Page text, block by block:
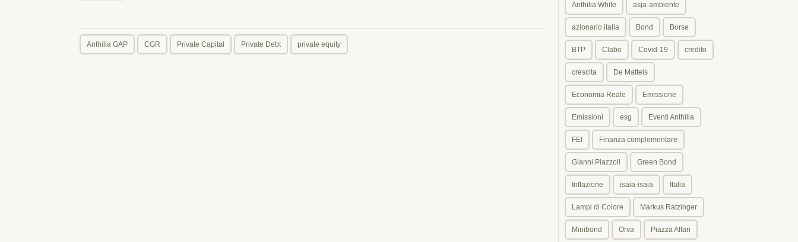
Anthilia GAP CGR Private Capital Private Debt private equity
Anthilia White asja-ambiente
azionario italia Bond Borse
BTP Clabo Covid-19 credito
crescita De Matteis
Economia Reale Emissione
Emissioni esg Eventi Anthilia
FEI Finanza complementare
Gianni Piazzoli Green Bond
Inflazione isaia-isaia Italia
Lampi di Colore Markus Ratzinger
Minibond Orva Piazza Affari